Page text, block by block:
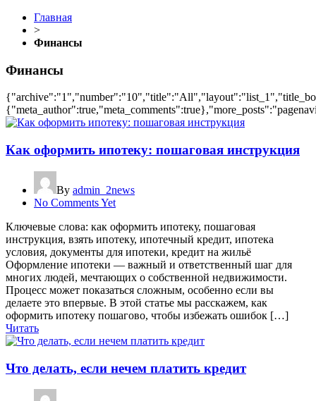
Главная
>
Финансы
Финансы
Как оформить ипотеку: пошаговая инструкция
By admin_2news
No Comments Yet
Ключевые слова: как оформить ипотеку, пошаговая
инструкция, взять ипотеку, ипотечный кредит, ипотека
условия, документы для ипотеки, кредит на жильё
Оформление ипотеки — важный и ответственный шаг для
многих людей, мечтающих о собственной недвижимости.
Процесс может показаться сложным, особенно если вы
делаете это впервые. В этой статье мы расскажем, как
оформить ипотеку пошагово, чтобы избежать ошибок […]
Читать
Что делать, если нечем платить кредит